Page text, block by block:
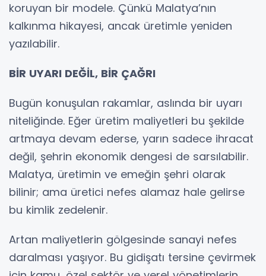
koruyan bir modele. Çünkü Malatya’nın
kalkınma hikayesi, ancak üretimle yeniden
yazılabilir.
BİR UYARI DEĞİL, BİR ÇAĞRI
Bugün konuşulan rakamlar, aslında bir uyarı
niteliğinde. Eğer üretim maliyetleri bu şekilde
artmaya devam ederse, yarın sadece ihracat
değil, şehrin ekonomik dengesi de sarsılabilir.
Malatya, üretimin ve emeğin şehri olarak
bilinir; ama üretici nefes alamaz hale gelirse
bu kimlik zedelenir.
Artan maliyetlerin gölgesinde sanayi nefes
daralması yaşıyor. Bu gidişatı tersine çevirmek